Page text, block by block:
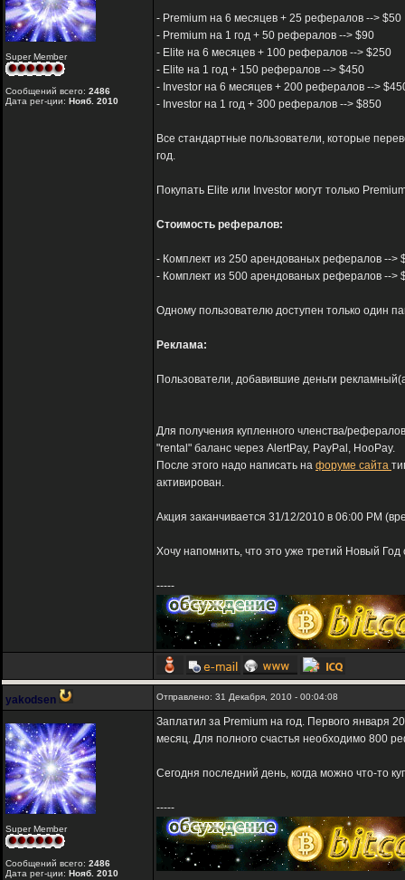
Super Member
Сообщений всего: 2486
Дата рег-ции: Нояб. 2010
- Premium на 6 месяцев + 25 рефералов --> $50
- Premium на 1 год + 50 рефералов --> $90
- Elite на 6 месяцев + 100 рефералов --> $250
- Elite на 1 год + 150 рефералов --> $450
- Investor на 6 месяцев + 200 рефералов -->
- Investor на 1 год + 300 рефералов --> $850
Все стандартные пользователи, которые
год.
Покупать Elite или Investor могут только
Стоимость рефералов:
- Комплект из 250 арендованых рефералов -->
- Комплект из 500 арендованых рефералов -->
Одному пользователю доступен только один
Реклама:
Пользователи, добавившие деньги
Для получения купленного членства/
"rental" баланс через AlertPay, PayPal, HooPay.
После этого надо написать на форуме сайта
активирован.
Акция заканчивается 31/12/2010 в 06:00 PM
Хочу напомнить, что это уже третий Новый
-----
yakodsen Отправлено: 31 Декабря, 2010 - 00:04:08
Super Member
Сообщений всего: 2486
Дата рег-ции: Нояб. 2010
Заплатил за Premium на год. Первого января
месяц. Для полного счастья необходимо 800
Сегодня последний день, когда можно что-то
-----